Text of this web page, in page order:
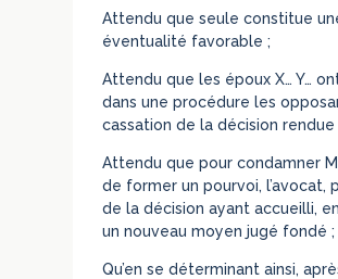
Attendu que seule constitue
éventualité favorable ;
Attendu que les époux X… Y…
dans une procédure les
cassation de la décision
Attendu que pour condamner
de former un pourvoi, l’avocat,
de la décision ayant accueilli,
un nouveau moyen jugé fondé ;
Qu’en se déterminant ainsi,